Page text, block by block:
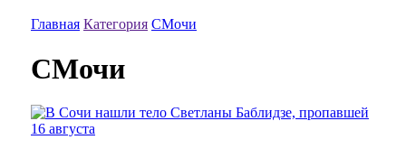
Главная Категория СМочи
СМочи